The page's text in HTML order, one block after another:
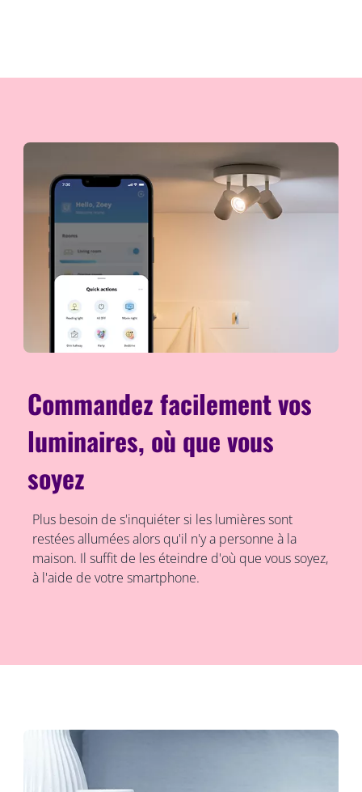
Commandez facilement vos
luminaires, où que vous
soyez
Plus besoin de s'inquiéter si les lumières sont
restées allumées alors qu'il n'y a personne à la
maison. Il suffit de les éteindre d'où que vous soyez,
à l'aide de votre smartphone.